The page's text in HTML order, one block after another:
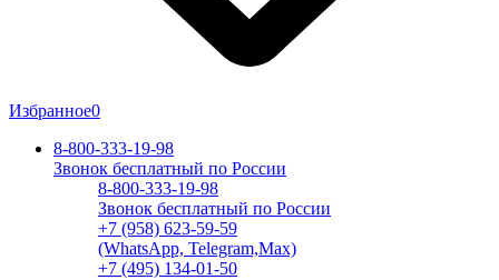
Избранное0
8-800-333-19-98
Звонок бесплатный по России
8-800-333-19-98
Звонок бесплатный по России
+7 (958) 623-59-59
(WhatsApp, Telegram,Max)
+7 (495) 134-01-50